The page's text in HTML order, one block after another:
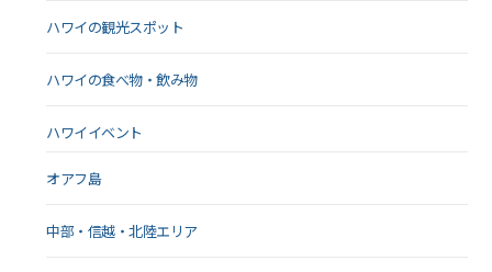
ハワイの観光スポット
ハワイの食べ物・飲み物
ハワイイベント
オアフ島
中部・信越・北陸エリア